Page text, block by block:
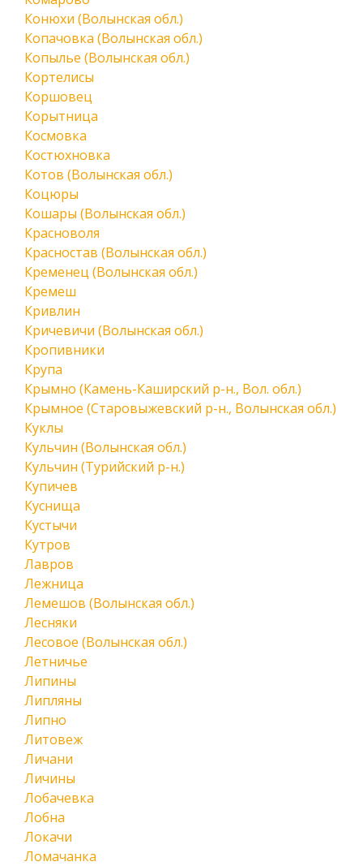
Конюхи (Волынская обл.)
Копачовка (Волынская обл.)
Копылье (Волынская обл.)
Кортелисы
Коршовец
Корытница
Космовка
Костюхновка
Котов (Волынская обл.)
Коцюры
Кошары (Волынская обл.)
Красноволя
Красностав (Волынская обл.)
Кременец (Волынская обл.)
Кремеш
Кривлин
Кричевичи (Волынская обл.)
Кропивники
Крупа
Крымно (Камень-Каширский р-н., Вол. обл.)
Крымное (Старовыжевский р-н., Волынская обл.)
Куклы
Кульчин (Волынская обл.)
Кульчин (Турийский р-н.)
Купичев
Куснища
Кустычи
Кутров
Лавров
Лежница
Лемешов (Волынская обл.)
Лесняки
Лесовое (Волынская обл.)
Летничье
Липины
Липляны
Липно
Литовеж
Личани
Личины
Лобачевка
Лобна
Локачи
Ломачанка